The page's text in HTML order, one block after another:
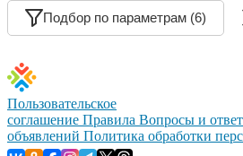
Подбор по параметрам (6)
Пользовательское
соглашение Правила Вопросы и
объявлений Политика обработки